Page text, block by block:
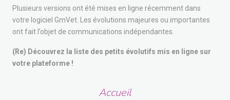
Plusieurs versions ont été mises en ligne récemment dans
votre logiciel GmVet. Les évolutions majeures ou importantes
ont fait l’objet de communications indépendantes.
(Re) Découvrez la liste des petits évolutifs mis en ligne sur
votre plateforme !
Accueil